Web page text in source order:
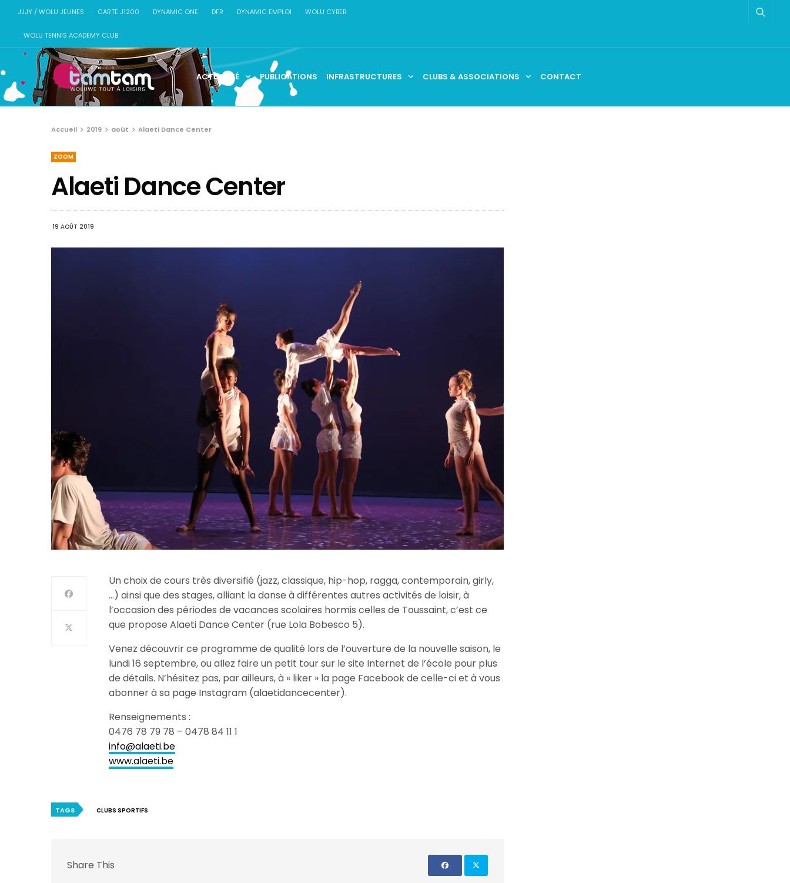
JJJY / WOLU JEUNES CARTE J1200 DYNAMIC ONE DFR DYNAMIC EMPLOI WOLU CYBER
WOLU TENNIS ACADEMY CLUB
ACTUALITÉ PUBLICATIONS INFRASTRUCTURES CLUBS & ASSOCIATIONS CONTACT
Accueil 2019 août Alaeti Dance Center
ZOOM
Alaeti Dance Center
19 AOÛT 2019
Un choix de cours très diversifié (jazz, classique, hip-hop, ragga, contemporain, girly,
…) ainsi que des stages, alliant la danse à différentes autres activités de loisir, à
l’occasion des périodes de vacances scolaires hormis celles de Toussaint, c’est ce
que propose Alaeti Dance Center (rue Lola Bobesco 5).
Venez découvrir ce programme de qualité lors de l’ouverture de la nouvelle saison, le
lundi 16 septembre, ou allez faire un petit tour sur le site Internet de l’école pour plus
de détails. N’hésitez pas, par ailleurs, à « liker » la page Facebook de celle-ci et à vous
abonner à sa page Instagram (alaetidancecenter).
Renseignements :
0476 78 79 78 – 0478 84 11 1
info@alaeti.be
www.alaeti.be
TAGS CLUBS SPORTIFS
Share This